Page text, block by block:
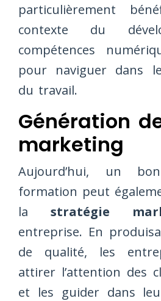
particulièrement
contexte du
compétences
pour naviguer dans
du travail.
Génération
marketing
Aujourd’hui, un
formation peut
la stratégie
entreprise. En
de qualité, les
attirer l’attention des
et les guider dans